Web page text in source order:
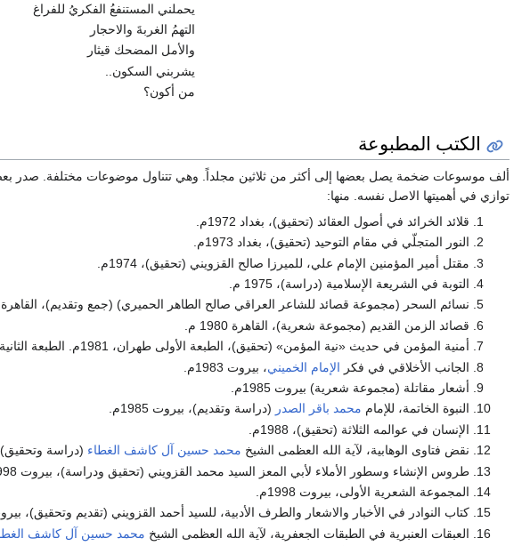
يحملني المستنفعُ الفكريُ للفراغ
التهمُ الغربةَ والاحجار
والأمل المضحك قيثار
يشربني السكون..
من أكون؟
الكتب المطبوعة
ألف موسوعات ضخمة يصل بعضها إلى أكثر من ثلاثين مجلداً. وهي تتناول موضوعات مختلفة. صدر
توازي في أهميتها الاصل نفسه. منها:
قلائد الخرائد في أصول العقائد (تحقيق)، بغداد 1972م.
النور المتجلّي في مقام التوحيد (تحقيق)، بغداد 1973م.
مقتل أمير المؤمنين الإمام علي، للميرزا صالح القزويني (تحقيق)، 1974م.
التوبة في الشريعة الإسلامية (دراسة)، 1975 م.
نسائم السحر (مجموعة قصائد للشاعر العراقي صالح الطاهر الحميري) (جمع وتقديم)، القاهرة 1978م.
قصائد الزمن القديم (مجموعة شعرية)، القاهرة 1980 م.
أمنية المؤمن في حديث «نية المؤمن» (تحقيق)، الطبعة الأولى طهران، 1981م. الطبعة الثانية بيروت.
الجانب الأخلاقي في فكر الإمام الخميني، بيروت 1983م.
أشعار مقاتلة (مجموعة شعرية) بيروت 1985م.
النبوة الخاتمة، للإمام محمد باقر الصدر (دراسة وتقديم)، بيروت 1985م.
الإنسان في عوالمه الثلاثة (تحقيق)، 1988م.
نقض فتاوى الوهابية، لآية الله العظمى الشيخ محمد حسين آل كاشف الغطاء (دراسة وتحقيق)
طروس الإنشاء وسطور الأملاء لأبي المعز السيد محمد القزويني (تحقيق ودراسة)، بيروت 1998م.
المجموعة الشعرية الأولى، بيروت 1998م.
كتاب النوادر في الأخبار والاشعار والطرف الأدبية، للسيد أحمد القزويني (تقديم وتحقيق)، بيروت
العبقات العنبرية في الطبقات الجعفرية، لآية الله العظمى الشيخ محمد حسين آل كاشف